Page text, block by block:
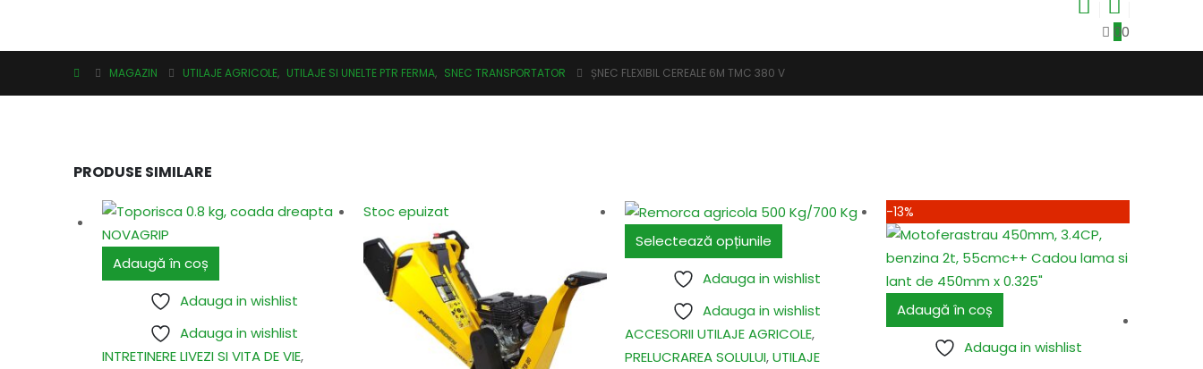
00
MAGAZIN UTILAJE AGRICOLE, UTILAJE SI UNELTE PTR FERMA, SNEC TRANSPORTATOR ȘNEC FLEXIBIL CEREALE 6M TMC 380 V
PRODUSE SIMILARE
Adaugă în coș
Adauga in wishlist
Adauga in wishlist
INTRETINERE LIVEZI SI VITA DE VIE,
Stoc epuizat
Selectează opțiunile
Adauga in wishlist
Adauga in wishlist
ACCESORII UTILAJE AGRICOLE,
PRELUCRAREA SOLULUI,UTILAJE
-13%
Adaugă în coș
Adauga in wishlist